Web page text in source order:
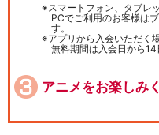
スマートフォン、タブレ
PCでご利用のお客様は
す。
アプリから入会いただく
無料期間は入会日から14
アニメをお楽しみ